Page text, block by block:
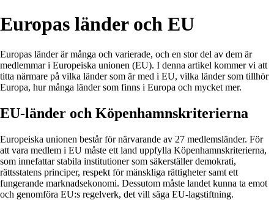
Europas länder och EU
Europas länder är många och varierade, och en stor del av dem är
medlemmar i Europeiska unionen (EU). I denna artikel kommer vi att
titta närmare på vilka länder som är med i EU, vilka länder som tillhör
Europa, hur många länder som finns i Europa och mycket mer.
EU-länder och Köpenhamnskriterierna
Europeiska unionen består för närvarande av 27 medlemsländer. För
att vara medlem i EU måste ett land uppfylla Köpenhamnskriterierna,
som innefattar stabila institutioner som säkerställer demokrati,
rättsstatens principer, respekt för mänskliga rättigheter samt ett
fungerande marknadsekonomi. Dessutom måste landet kunna ta emot
och genomföra EU:s regelverk, det vill säga EU-lagstiftning.